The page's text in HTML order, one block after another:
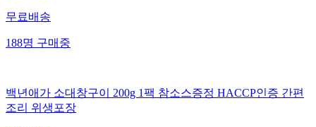
무료배송
188명 구매중
백년애가 소대창구이 200g 1팩 참소스증정 HACCP인증 간편
조리 위생포장